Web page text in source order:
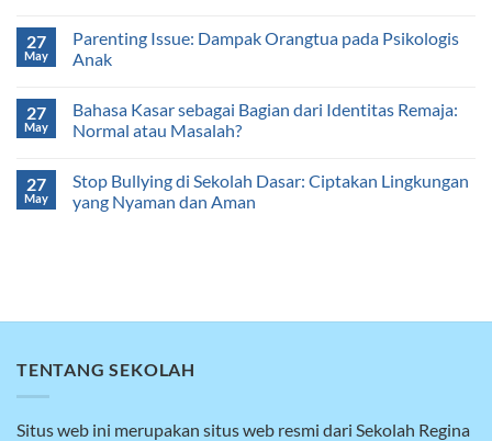
27
May
Parenting Issue: Dampak Orangtua pada Psikologis
Anak
27
May
Bahasa Kasar sebagai Bagian dari Identitas Remaja:
Normal atau Masalah?
27
May
Stop Bullying di Sekolah Dasar: Ciptakan Lingkungan
yang Nyaman dan Aman
TENTANG SEKOLAH
Situs web ini merupakan situs web resmi dari Sekolah Regina